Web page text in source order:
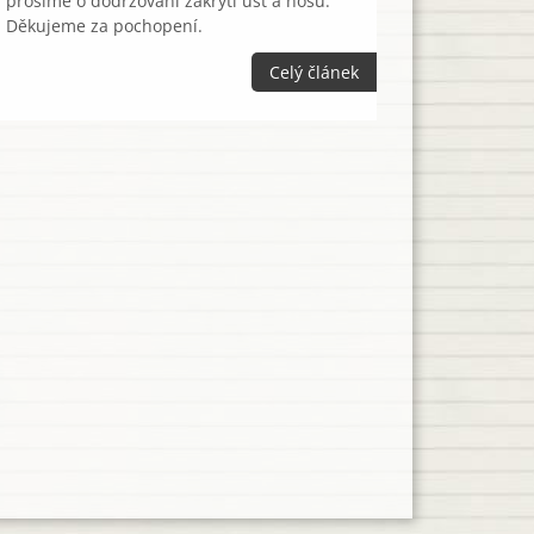
Děkujeme za pochopení.
Celý článek